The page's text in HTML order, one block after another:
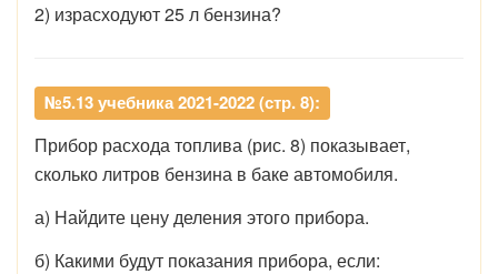
2) израсходуют 25 л бензина?
№5.13 учебника 2021-2022 (стр. 8):
Прибор расхода топлива (рис. 8) показывает,
сколько литров бензина в баке автомобиля.
а) Найдите цену деления этого прибора.
б) Какими будут показания прибора, если: